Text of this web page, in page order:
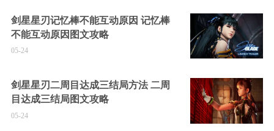
剑星星刃记忆棒不能互动原因 记忆棒
不能互动原因图文攻略
05-24
剑星星刃二周目达成三结局方法 二周
目达成三结局图文攻略
05-24